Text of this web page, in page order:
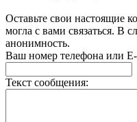
Оставьте свои настоящие
могла с вами связаться. В
анонимность.
Ваш номер телефона или
Текст сообщения: